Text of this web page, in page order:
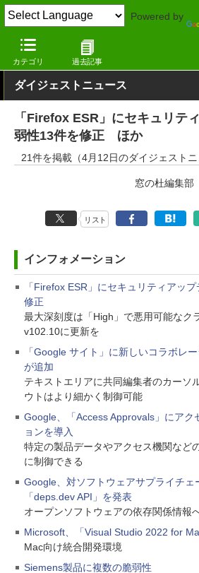
Powered by
カテゴリ 過去記事
窓の杜 その他の話題 ア
ダイジェストニュース
「Firefox ESR」にセキュリテ
弱性13件を修正 ほか
21件を掲載（4月12日のダイジェストニ
窓の杜編集部
リスト
インフォメーション
「Firefox ESR」にセキュリティアッ
修正
最大深刻度は「High」で悪用可能なク
v102.10に更新を
「Google サイト」に新しいコラボレ
が追加
テキストエリアに共同編集者のカーソ
ウトはより細かく制御可能
Google、「Access Approvals」にアク
ョンを導入
特定の製品データやアクセス機関など
に制御できる
Google、対ソフトウェアサプライチェ
「deps.dev API」を発表
オープンソフトウェアの依存関係情報
Microsoft、「Visual Studio 2022 for
Mac向け統合開発環境
Siemens製品に複数の脆弱性